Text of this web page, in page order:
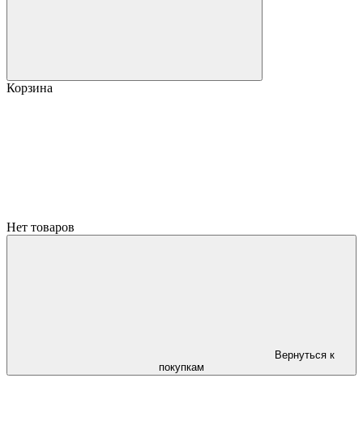
Корзина
Нет товаров
Вернуться к
покупкам